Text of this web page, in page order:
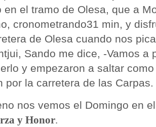
en el tramo de Olesa, que a
cronometrando31 min, y
de Olesa cuando nos
Sando me dice, -Vamos a
y empezaron a saltar
por la carretera de las Carpas.
nos vemos el Domingo en
y Honor.